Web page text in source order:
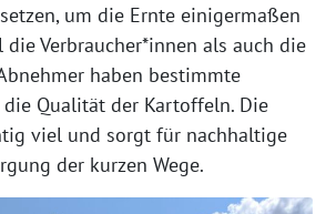
um die Ernte einigermaßen
die Verbraucher*innen als auch die
haben bestimmte
Qualität der Kartoffeln. Die
viel und sorgt für nachhaltige
der kurzen Wege.